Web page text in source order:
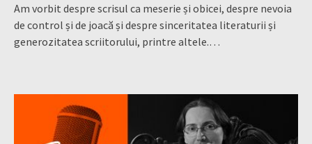
Am vorbit despre scrisul ca meserie și obicei, despre nevoia
de control și de joacă și despre sinceritatea literaturii și
generozitatea scriitorului, printre altele.…